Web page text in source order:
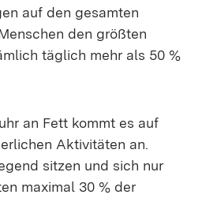
auf den gesamten
den größten
täglich mehr als 50 %
an Fett kommt es auf
Aktivitäten an.
sitzen und sich nur
maximal 30 % der